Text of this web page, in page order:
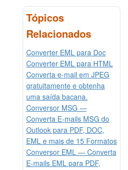
Tópicos
Relacionados
Converter EML para Doc
Converter EML para HTML
Converta e-mail em JPEG
gratuitamente e obtenha
uma saída bacana.
Conversor MSG —
Converta E-mails MSG do
Outlook para PDF, DOC,
EML e mais de 15 Formatos
Conversor EML — Converta
E-mails EML para PDF,